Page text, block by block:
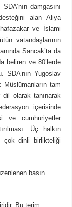
damgasını
alan Aliya
ve İslami
vatandaşlarının
Sancak’ta da
beliren ve 80’lerde
Yugoslav
tam
olarak tanınarak
içerisinde
ve cumhuriyetler
Üç halkın
çok dinli birlikteliği
basın
Bu terim